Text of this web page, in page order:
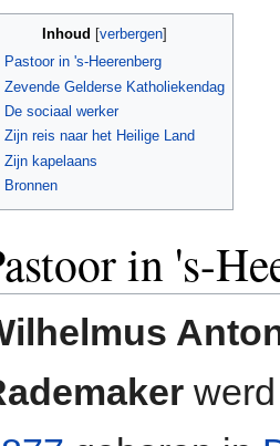
Inhoud verbergen
Pastoor in 's-Heerenberg
Zevende Gelderse Katholiekendag
De sociaal werker
Zijn reis naar het Heilige Land
Zijn kapelaans
Bronnen
in 's-